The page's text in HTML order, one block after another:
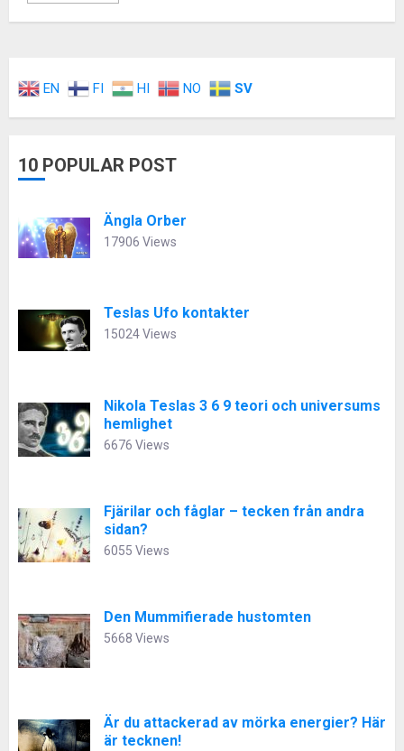
EN FI HI NO SV
10 POPULAR POST
Ängla Orber
17906 Views
Teslas Ufo kontakter
15024 Views
Nikola Teslas 3 6 9 teori och universums
hemlighet
6676 Views
Fjärilar och fåglar – tecken från andra
sidan?
6055 Views
Den Mummifierade hustomten
5668 Views
Är du attackerad av mörka energier? Här
är tecknen!